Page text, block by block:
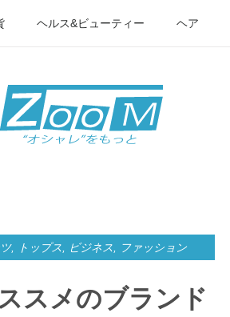
ヘルス&ビューティー ヘア
, トップス ビジネス ファッション
スメのブランド